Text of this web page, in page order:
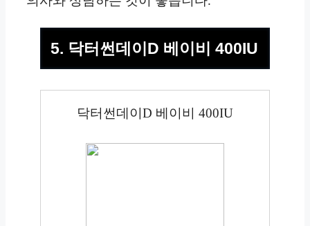
5. 닥터썬데이D 베이비 400IU
닥터썬데이D 베이비 400IU